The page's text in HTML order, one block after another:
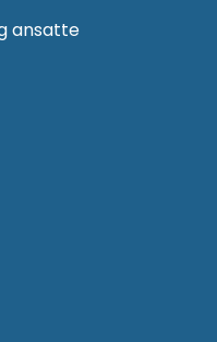
ansatte